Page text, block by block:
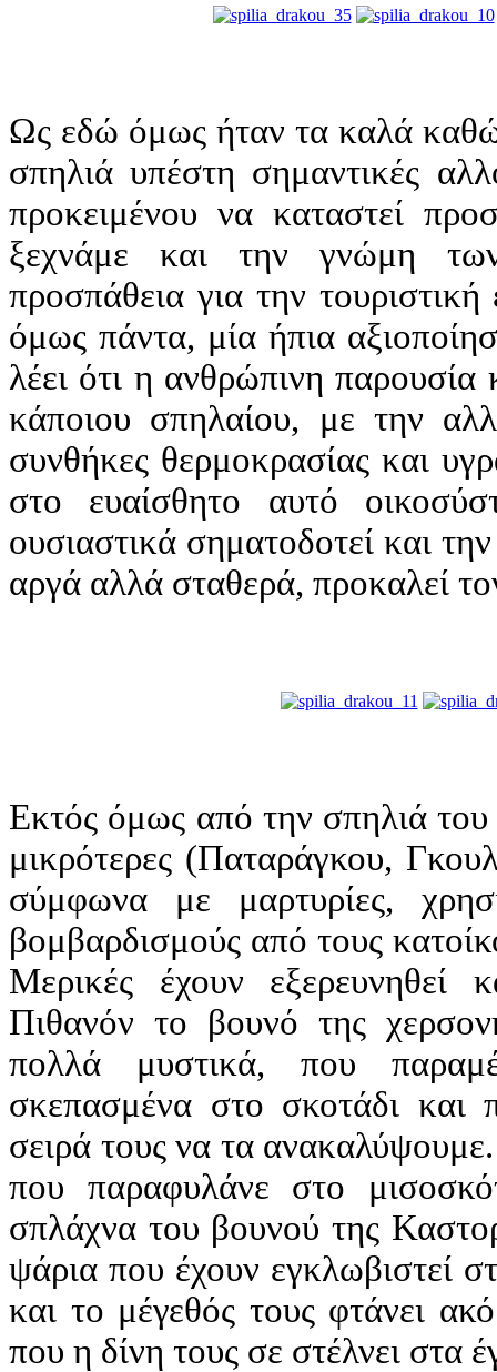
Ως εδώ όμως ήταν τα καλά
σπηλιά υπέστη σημαντικές
προκειμένου να καταστεί
ξεχνάμε και την γνώμη
προσπάθεια για την
όμως πάντα, μία ήπια
λέει ότι η ανθρώπινη
κάποιου σπηλαίου, με την
συνθήκες θερμοκρασίας και
στο ευαίσθητο αυτό
ουσιαστικά σηματοδοτεί και
αργά αλλά σταθερά, προκαλεί
Εκτός όμως από την σπηλιά
μικρότερες (Παταράγκου,
σύμφωνα με μαρτυρίες,
βομβαρδισμούς από τους
Μερικές έχουν εξερευνηθεί
Πιθανόν το βουνό της
πολλά μυστικά, που
σκεπασμένα στο σκοτάδι και
σειρά τους να τα
που παραφυλάνε στο
σπλάχνα του βουνού της
ψάρια που έχουν εγκλωβιστεί
και το μέγεθός τους φτάνει
που η δίνη τους σε στέλνει στα